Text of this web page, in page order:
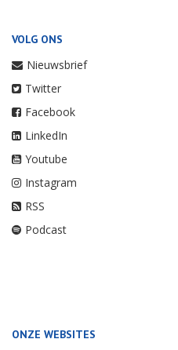
VOLG ONS
Nieuwsbrief
Twitter
Facebook
LinkedIn
Youtube
Instagram
RSS
Podcast
ONZE WEBSITES